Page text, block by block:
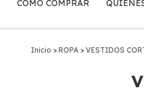
CÓMO COMPRAR
Inicio > ROPA > VESTIDOS